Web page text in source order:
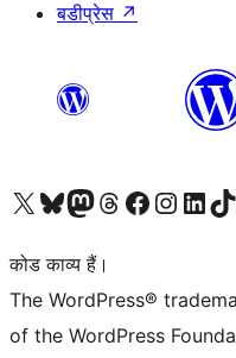
बडीप्रेस ↗
Visit our X (formerly Twitter) account
हमारे बलुस्की खाते पर जाएँVisit our Mastodon account
हमारे थ्रेड्स अकाउंट पर जाएंहमारे फेसबुक पेज पर जाएँहमारे इंस्टाग्राम अकाउंट पर जाएंहमारे लिंक्डइन खाते पर जाएँहमारे टिकटॉक
कोड काव्य हैं।
The WordPress®
of the WordPress